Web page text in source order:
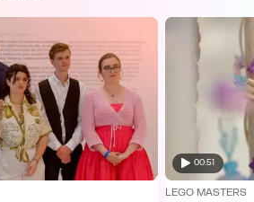
00:51
LEGO MASTERS